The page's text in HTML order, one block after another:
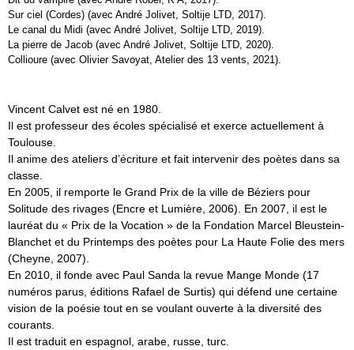
Sur ciel (Cordes) (avec André Jolivet, Soltije LTD, 2017).
Le canal du Midi (avec André Jolivet, Soltije LTD, 2019).
La pierre de Jacob (avec André Jolivet, Soltije LTD, 2020).
Collioure (avec Olivier Savoyat, Atelier des 13 vents, 2021).
Vincent Calvet est né en 1980.
Il est professeur des écoles spécialisé et exerce actuellement à
Toulouse.
Il anime des ateliers d’écriture et fait intervenir des poètes dans sa
classe.
En 2005, il remporte le Grand Prix de la ville de Béziers pour
Solitude des rivages (Encre et Lumière, 2006). En 2007, il est le
lauréat du « Prix de la Vocation » de la Fondation Marcel Bleustein-
Blanchet et du Printemps des poètes pour La Haute Folie des mers
(Cheyne, 2007).
En 2010, il fonde avec Paul Sanda la revue Mange Monde (17
numéros parus, éditions Rafael de Surtis) qui défend une certaine
vision de la poésie tout en se voulant ouverte à la diversité des
courants.
Il est traduit en espagnol, arabe, russe, turc.